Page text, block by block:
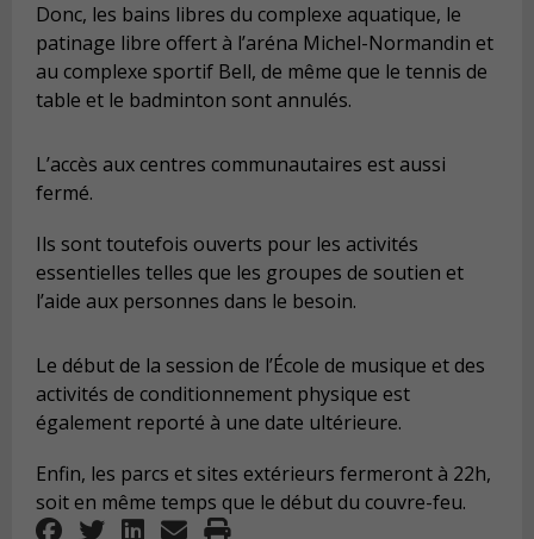
Donc, les bains libres du complexe aquatique, le
patinage libre offert à l’aréna Michel-Normandin et
au complexe sportif Bell, de même que le tennis de
table et le badminton sont annulés.
L’accès aux centres communautaires est aussi
fermé.
Ils sont toutefois ouverts pour les activités
essentielles telles que les groupes de soutien et
l’aide aux personnes dans le besoin.
Le début de la session de l’École de musique et des
activités de conditionnement physique est
également reporté à une date ultérieure.
Enfin, les parcs et sites extérieurs fermeront à 22h,
soit en même temps que le début du couvre-feu.